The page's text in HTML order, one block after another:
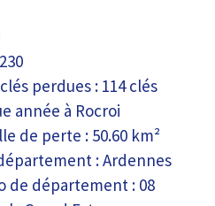
perdues : 114 clés
année à Rocroi
de perte : 50.60 km²
: Ardennes
de département : 08